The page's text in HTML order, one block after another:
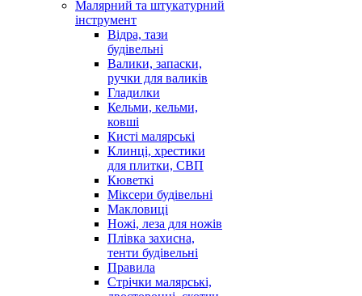
Малярний та штукатурний
інструмент
Відра, тази
будівельні
Валики, запаски,
ручки для валиків
Гладилки
Кельми, кельми,
ковші
Кисті малярські
Клинці, хрестики
для плитки, СВП
Кюветкі
Міксери будівельні
Макловиці
Ножі, леза для ножів
Плівка захисна,
тенти будівельні
Правила
Стрічки малярські,